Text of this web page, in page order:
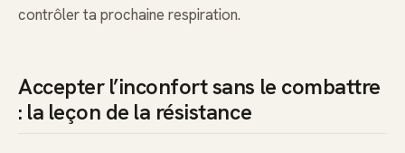
contrôler ta prochaine respiration.
Accepter l’inconfort sans le combattre
: la leçon de la résistance